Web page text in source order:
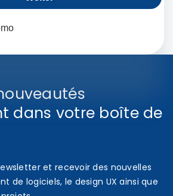
dans votre boîte de
et recevoir des nouvelles
de logiciels, le design UX ainsi que